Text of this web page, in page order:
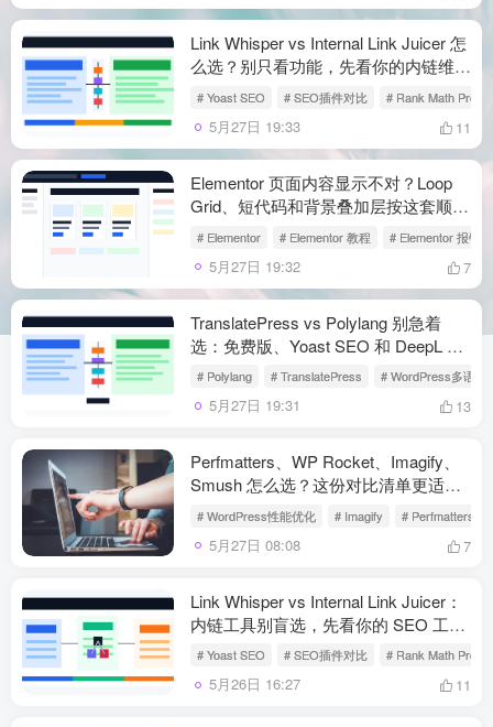
Link Whisper vs Internal Link Juicer 怎
么选？别只看功能，先看你的内链维护
方式
# Yoast SEO # SEO插件对比 # Rank Math Pro
5月27日 19:33 11
Elementor 页面内容显示不对？Loop
Grid、短代码和背景叠加层按这套顺序
查
# Elementor # Elementor 教程 # Elementor 报错
5月27日 19:32 7
TranslatePress vs Polylang 别急着
选：免费版、Yoast SEO 和 DeepL 要
这样对比
# Polylang # TranslatePress # WordPress多语言
5月27日 19:31 13
Perfmatters、WP Rocket、Imagify、
Smush 怎么选？这份对比清单更适合
新手站长
# WordPress性能优化 # Imagify # Perfmatters
5月27日 08:08 7
Link Whisper vs Internal Link Juicer：
内链工具别盲选，先看你的 SEO 工作
流
# Yoast SEO # SEO插件对比 # Rank Math Pro
5月26日 16:27 11